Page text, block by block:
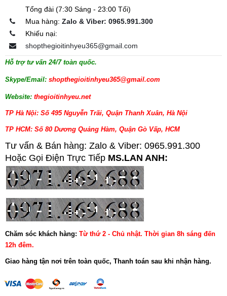
Tổng đài (7:30 Sáng - 23:00 Tối)
Mua hàng: Zalo & Viber: 0965.991.300
Khiếu nại:
shopthegioitinhyeu365@gmail.com
Hỗ trợ tư vấn 24/7 toàn quốc.
Skype/Email: shopthegioitinhyeu365@gmail.com
Website: thegioitinhyeu.net
TP Hà Nội: Số 495 Nguyễn Trãi, Quận Thanh Xuân, Hà Nội
TP HCM: Số 80 Dương Quảng Hàm, Quận Gò Vấp, HCM
Tư vấn & Bán hàng: Zalo & Viber: 0965.991.300
Hoặc Gọi Điện Trực Tiếp MS.LAN ANH:
Chăm sóc khách hàng: Từ thứ 2 - Chủ nhật. Thời gian 8h sáng đến
12h đêm.
Giao hàng tận nơi trên toàn quốc, Thanh toán sau khi nhận hàng.